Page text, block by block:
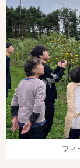
フィ